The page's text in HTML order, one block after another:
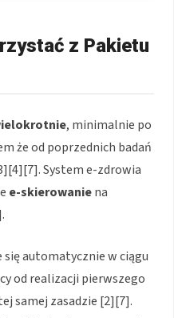
z Pakietu
, minimalnie po
że od poprzednich badań
System e-zdrowia
e-skierowaniena
automatycznie w ciągu
od realizacji pierwszego
samej zasadzie [2][7].